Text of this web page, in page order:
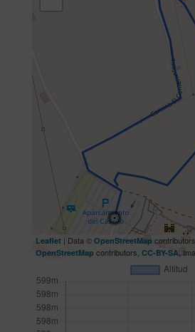
Leaflet | Data © OpenStreetMap
OpenStreetMap contributors, CC-BY-SA,